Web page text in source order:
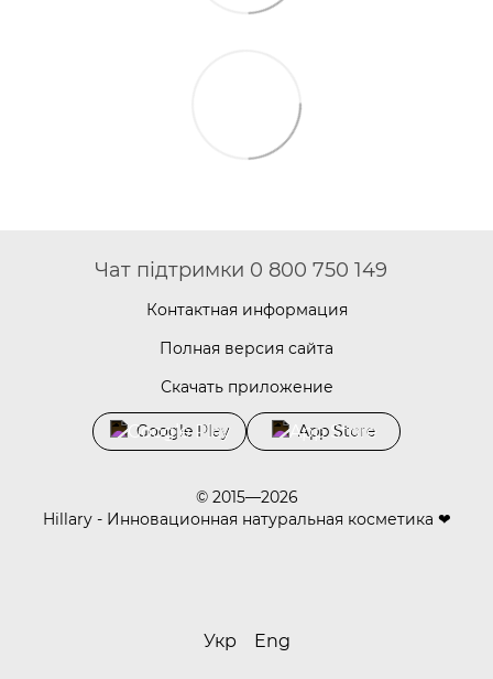
Чат підтримки 0 800 750 149
Контактная информация
Полная версия сайта
Скачать приложение
Google Play App Store
© 2015—2026
Hillary - Инновационная натуральная косметика ❤
Укр Eng